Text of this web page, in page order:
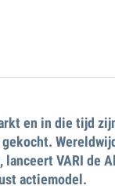
en in die tijd
lanceert VARI de
actiemodel.